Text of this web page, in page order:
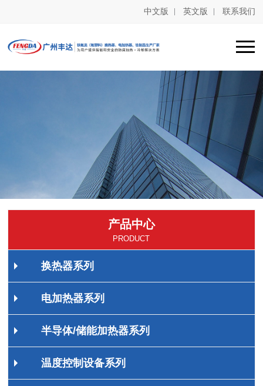
中文版 英文版 联系我们
产品中心
PRODUCT
换热器系列
电加热器系列
半导体/储能加热器系列
温度控制设备系列